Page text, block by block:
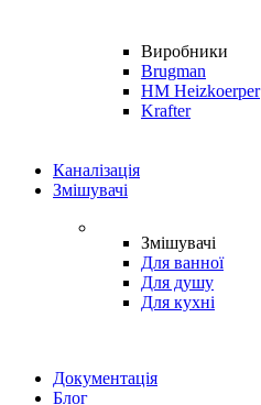
Виробники
Brugman
HM Heizkoerper
Krafter
Каналізація
Змішувачі
Змішувачі
Для ванної
Для душу
Для кухні
Документація
Блог